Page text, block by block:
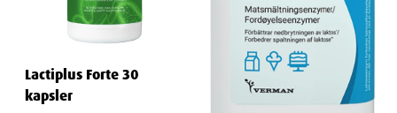
Lactiplus Forte 30
kapsler